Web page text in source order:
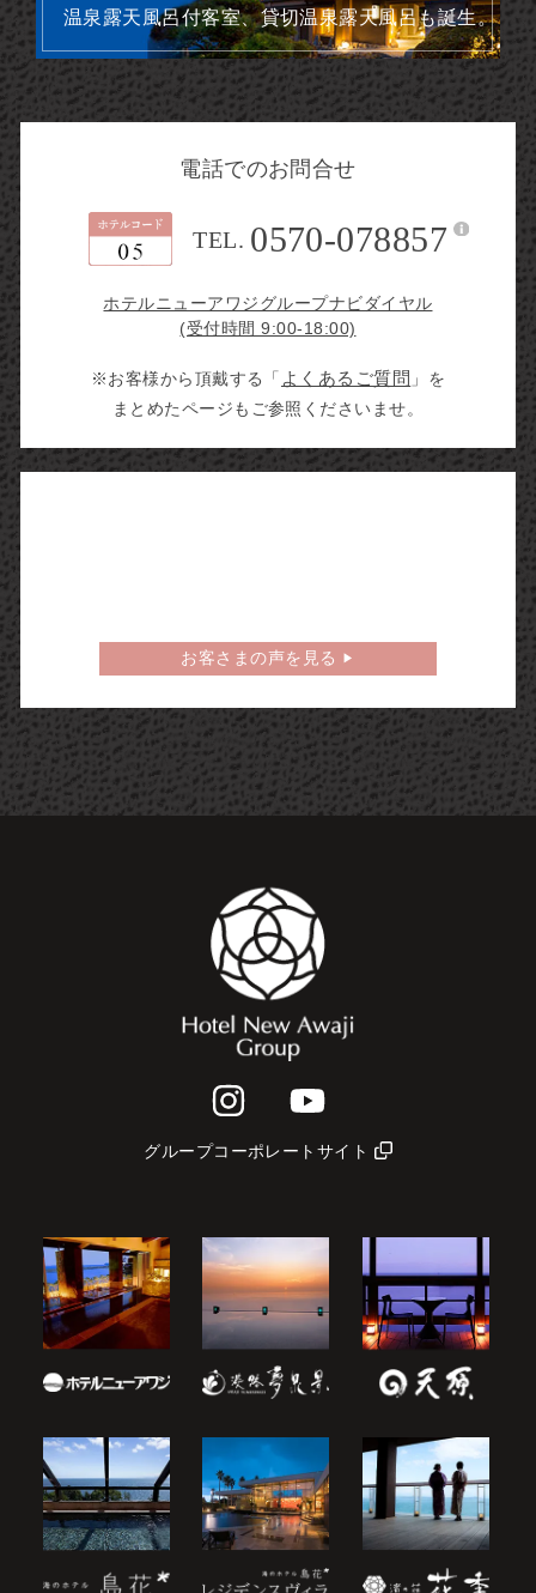
温泉露天風呂付客室、貸切温泉露天風呂も誕生。
電話でのお問合せ
TEL. 0570-078857
ホテルニューアワジグループナビダイヤル
(受付時間 9:00-18:00)
※お客様から頂戴する「 よくあるご質問 」を
まとめたページもご参照くださいませ。
お客さまの声を見る ▶
グループコーポレートサイト